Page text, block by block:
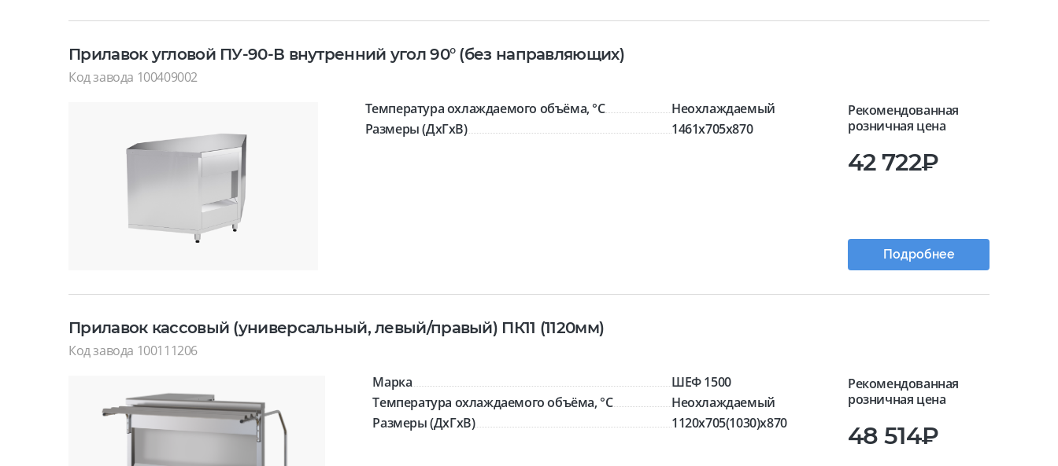
Прилавок угловой ПУ-90-В внутренний угол 90° (без направляющих)
Код завода 100409002
Температура охлаждаемого объёма, °C
Неохлаждаемый
Размеры (ДхГхВ)
1461x705x870
Рекомендованная
розничная цена
42 722₽
Подробнее
Прилавок кассовый (универсальный, левый/правый) ПК11 (1120мм)
Код завода 100111206
Марка
ШЕФ 1500
Температура охлаждаемого объёма, °C
Неохлаждаемый
Размеры (ДхГхВ)
1120x705(1030)x870
Рекомендованная
розничная цена
48 514₽